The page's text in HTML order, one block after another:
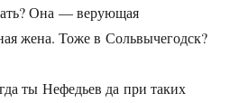
Она — верующая
жена. Тоже в Сольвычегодск?
ты Нефедьев да при таких